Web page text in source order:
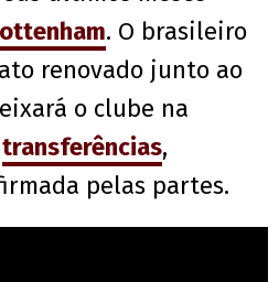
. O brasileiro
renovado junto ao
o clube na
transferências,
pelas partes.